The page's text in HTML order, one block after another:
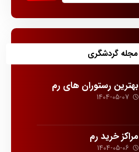
مجله گردشگری
بهترین رستوران های رم
1404-05-07
مراکز خرید رم
1404-05-06